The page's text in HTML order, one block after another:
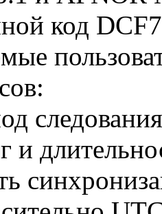
код
и